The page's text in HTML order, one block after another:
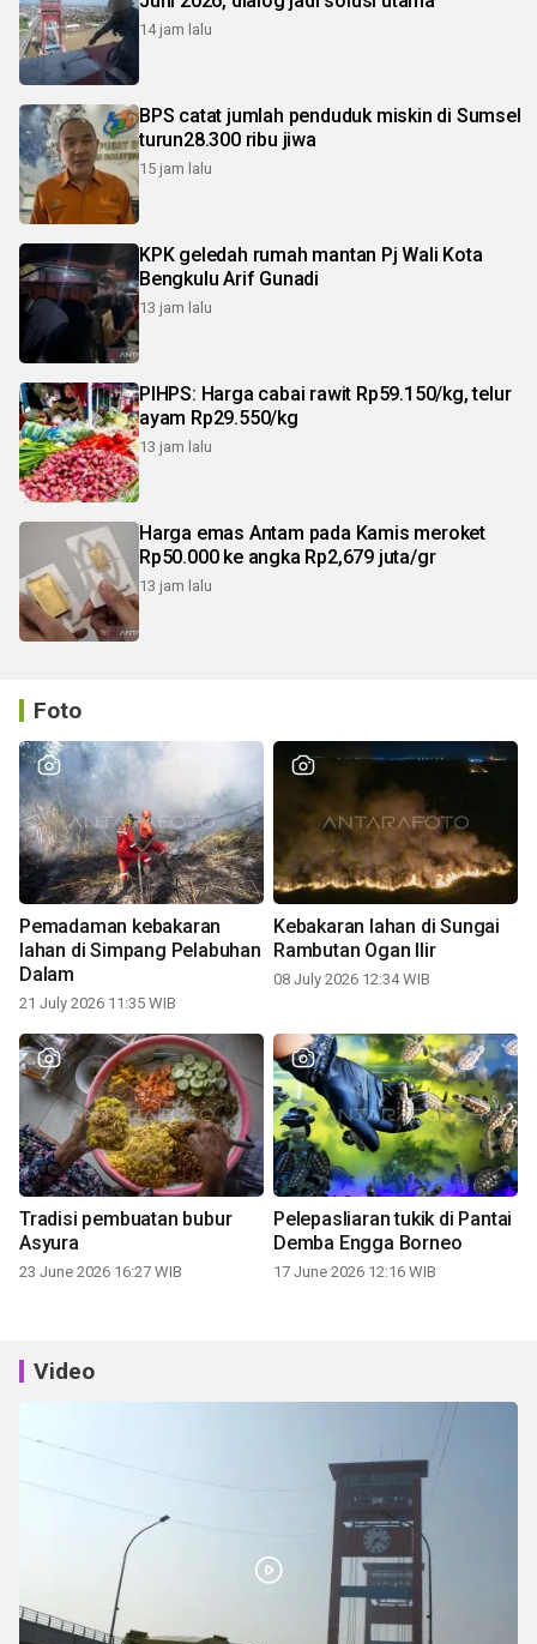
14 jam lalu
BPS catat jumlah penduduk miskin di Sumsel
turun28.300 ribu jiwa
15 jam lalu
KPK geledah rumah mantan Pj Wali Kota
Bengkulu Arif Gunadi
13 jam lalu
PIHPS: Harga cabai rawit Rp59.150/kg, telur
ayam Rp29.550/kg
13 jam lalu
Harga emas Antam pada Kamis meroket
Rp50.000 ke angka Rp2,679 juta/gr
13 jam lalu
Foto
Pemadaman kebakaran
lahan di Simpang Pelabuhan
Dalam
21 July 2026 11:35 WIB
Kebakaran lahan di Sungai
Rambutan Ogan Ilir
08 July 2026 12:34 WIB
Tradisi pembuatan bubur
Asyura
23 June 2026 16:27 WIB
Pelepasliaran tukik di Pantai
Demba Engga Borneo
17 June 2026 12:16 WIB
Video